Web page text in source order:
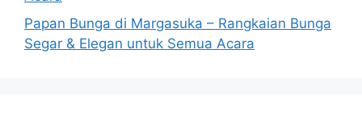
Papan Bunga di Margasuka – Rangkaian Bunga
Segar & Elegan untuk Semua Acara